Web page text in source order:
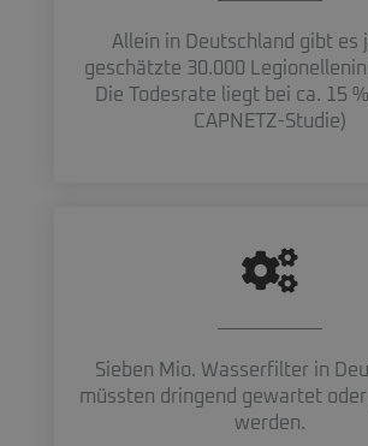
Allein in Deutschland gibt es
geschätzte 30.000
Die Todesrate liegt bei ca. 15
CAPNETZ-Studie)
Sieben Mio. Wasserfilter in
müssten dringend gewartet
werden.